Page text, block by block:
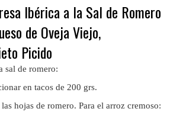
Ibérica a la Sal de Romero
de Oveja Viejo,
Picido
sal de romero:
en tacos de 200 grs.
hojas de romero. Para el arroz cremoso: